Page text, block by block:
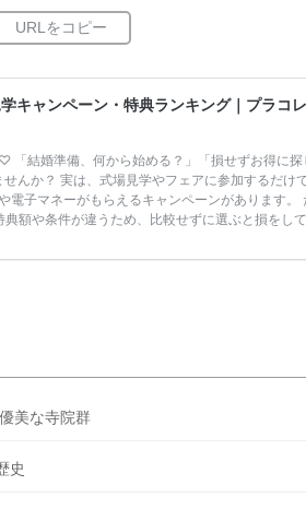
キャンペーン・特典ランキング｜プラコ
「結婚準備、何から始める？」「損せずお得に探
んか？ 実は、式場見学やフェアに参加するだけ
電子マネーがもらえるキャンペーンがあります。
典額や条件が違うため、比較せずに選ぶと損をし
グを公開！ 比較サイト：プラコレ、ゼクシィ、
美な寺院群
史